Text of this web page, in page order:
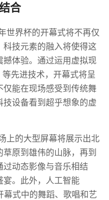
合
世界杯的开幕式将不再仅
技元素的融入将使得这
体验。通过运用虚拟现
先进技术，开幕式将呈
能在现场感受到传统舞
设备看到超乎想象的虚
上的大型屏幕将展示出北
原到雄伟的山脉，再到
动态影像与音乐相结
。此外，人工智能
幕式中的舞蹈、歌唱和艺